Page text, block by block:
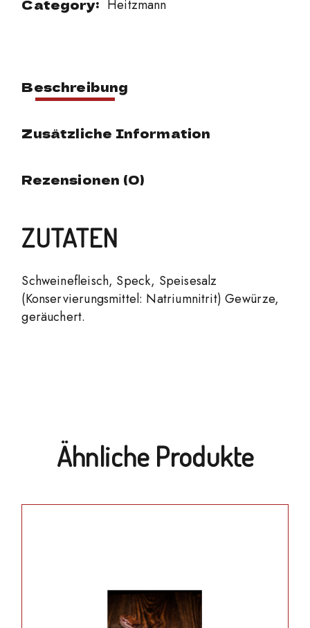
Category: Heitzmann
Beschreibung
Zusätzliche Information
Rezensionen (0)
ZUTATEN
Schweinefleisch, Speck, Speisesalz
(Konservierungsmittel: Natriumnitrit) Gewürze,
geräuchert.
Ähnliche Produkte